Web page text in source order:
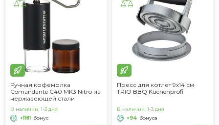
Ручная кофемолка
Comandante C40 MK3 Nitro из
нержавеющей стали
В наличии, 1-3 дня
+1181
бонус
Пресс для котлет 9х14 см
TRIO BBQ Küchenprofi
В наличии, 1-3 дня
+94 бонуса